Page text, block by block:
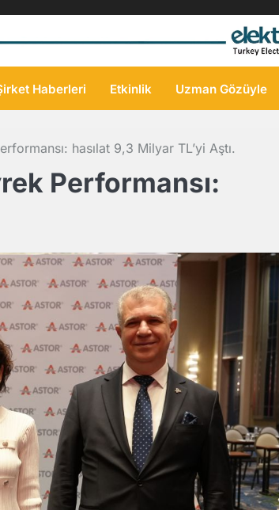
Haberleri Etkinlik Uzman Gözüyle
hasılat 9,3 Milyar TL’yi Aştı.
Performansı: